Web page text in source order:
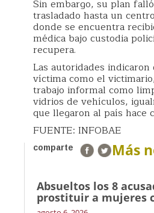
Sin embargo, su plan
trasladado hasta un
donde se encuentra
médica bajo custodia
recupera.
Las autoridades
víctima como el
trabajo informal como
vidrios de vehículos,
que llegaron al país hace
FUENTE: INFOBAE
comparte Más
Absueltos los 8
prostituir a mujeres